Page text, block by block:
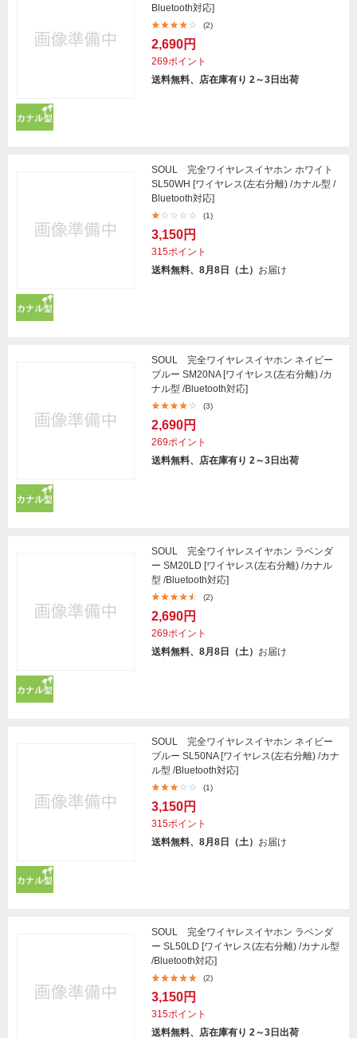
Bluetooth対応]
(2)
2,690円
269ポイント
送料無料、店在庫有り 2～3日出荷
SOUL 完全ワイヤレスイヤホン ホワイト
SL50WH [ワイヤレス(左右分離) /カナル型 /
Bluetooth対応]
(1)
3,150円
315ポイント
送料無料、8月8日（土） お届け
SOUL 完全ワイヤレスイヤホン ネイビー
ブルー SM20NA [ワイヤレス(左右分離) /カ
ナル型 /Bluetooth対応]
(3)
2,690円
269ポイント
送料無料、店在庫有り 2～3日出荷
SOUL 完全ワイヤレスイヤホン ラベンダ
ー SM20LD [ワイヤレス(左右分離) /カナル
型 /Bluetooth対応]
(2)
2,690円
269ポイント
送料無料、8月8日（土） お届け
SOUL 完全ワイヤレスイヤホン ネイビー
ブルー SL50NA [ワイヤレス(左右分離) /カナ
ル型 /Bluetooth対応]
(1)
3,150円
315ポイント
送料無料、8月8日（土） お届け
SOUL 完全ワイヤレスイヤホン ラベンダ
ー SL50LD [ワイヤレス(左右分離) /カナル型
/Bluetooth対応]
(2)
3,150円
315ポイント
送料無料、店在庫有り 2～3日出荷